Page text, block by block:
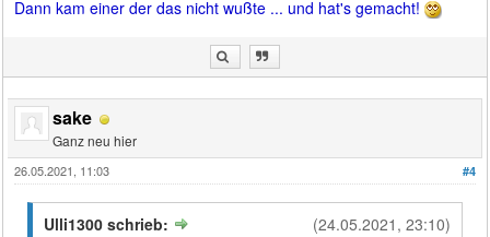
Dann kam einer der das nicht wußte ... und hat's gemacht!
sake
Ganz neu hier
#4
26.05.2021, 11:03
(24.05.2021, 23:10)
Ulli1300 schrieb: